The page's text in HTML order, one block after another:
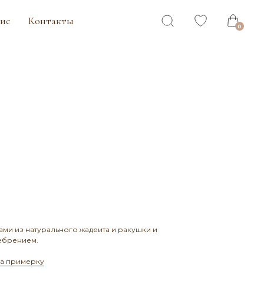
из натурального жадеита и ракушки и
примерку